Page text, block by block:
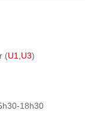
(U1,U3)
18h30